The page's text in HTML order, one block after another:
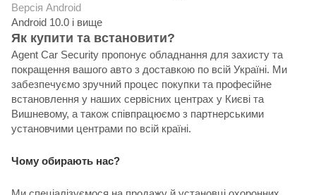
Версія Android
Android 10.0 і вище
Як купити та встановити?
Agent Car Security пропонує обладнання для захисту та
покращення вашого авто з доставкою по всій Україні. Ми
забезпечуємо зручний процес покупки та професійне
встановлення у наших сервісних центрах у Києві та
Вишневому, а також співпрацюємо з партнерськими
установчими центрами по всій країні.
Чому обирають нас?